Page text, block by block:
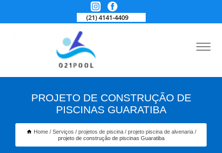
(21) 4141-4409
PROJETO DE CONSTRUÇÃO DE
PISCINAS GUARATIBA
Home Serviços projetos de piscina
projeto piscina de alvenaria
projeto de construção de piscinas Guaratiba